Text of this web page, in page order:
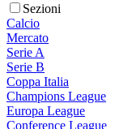
Sezioni
Calcio
Mercato
Serie A
Serie B
Coppa Italia
Champions League
Europa League
Conference League